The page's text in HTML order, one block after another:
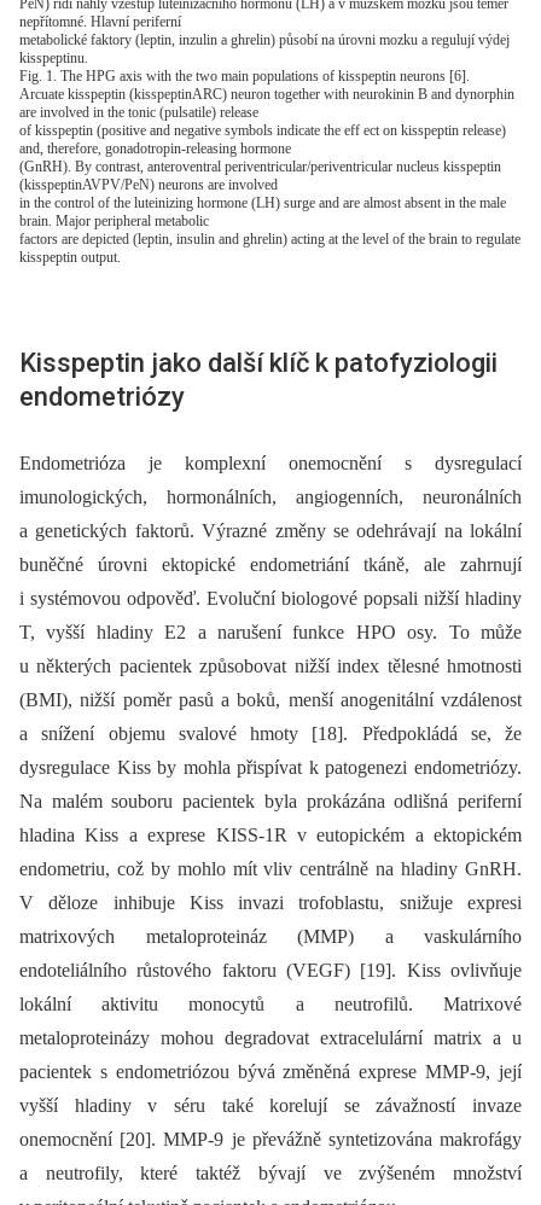
nepřítomné. Hlavní periferní
metabolické faktory (leptin, inzulin a ghrelin) působí na úrovni mozku a regulují výdej
kisspeptinu.
Fig. 1. The HPG axis with the two main populations of kisspeptin neurons [6].
Arcuate kisspeptin (kisspeptinARC) neuron together with neurokinin B and dynorphin
are involved in the tonic (pulsatile) release
of kisspeptin (positive and negative symbols indicate the eff ect on kisspeptin release)
and, therefore, gonadotropin-releasing hormone
(GnRH). By contrast, anteroventral periventricular/periventricular nucleus kisspeptin
(kisspeptinAVPV/PeN) neurons are involved
in the control of the luteinizing hormone (LH) surge and are almost absent in the male
brain. Major peripheral metabolic
factors are depicted (leptin, insulin and ghrelin) acting at the level of the brain to regulate
kisspeptin output.
Kisspeptin jako další klíč k patofyziologii
endometriózy
Endometrióza je komplexní onemocnění s dysregulací
imunologických, hormonálních, angiogenních, neuronálních
a genetických faktorů. Výrazné změny se odehrávají na lokální
buněčné úrovni ektopické endometriání tkáně, ale zahrnují
i systémovou odpověď. Evoluční biologové popsali nižší hladiny
T, vyšší hladiny E2 a narušení funkce HPO osy. To může
u některých pacientek způsobovat nižší index tělesné hmotnosti
(BMI), nižší poměr pasů a boků, menší anogenitální vzdálenost
a snížení objemu svalové hmoty [18]. Předpokládá se, že
dysregulace Kiss by mohla přispívat k patogenezi endometriózy.
Na malém souboru pacientek byla prokázána odlišná periferní
hladina Kiss a exprese KISS-1R v eutopickém a ektopickém
endometriu, což by mohlo mít vliv centrálně na hladiny GnRH.
V děloze inhibuje Kiss invazi trofoblastu, snižuje expresi
matrixových metaloproteináz (MMP) a vaskulárního
endoteliálního růstového faktoru (VEGF) [19]. Kiss ovlivňuje
lokální aktivitu monocytů a neutrofilů. Matrixové
metaloproteinázy mohou degradovat extracelulární matrix a u
pacientek s endometriózou bývá změněná exprese MMP-9, její
vyšší hladiny v séru také korelují se závažností invaze
onemocnění [20]. MMP-9 je převážně syntetizována makrofágy
a neutrofily, které taktéž bývají ve zvýšeném množství